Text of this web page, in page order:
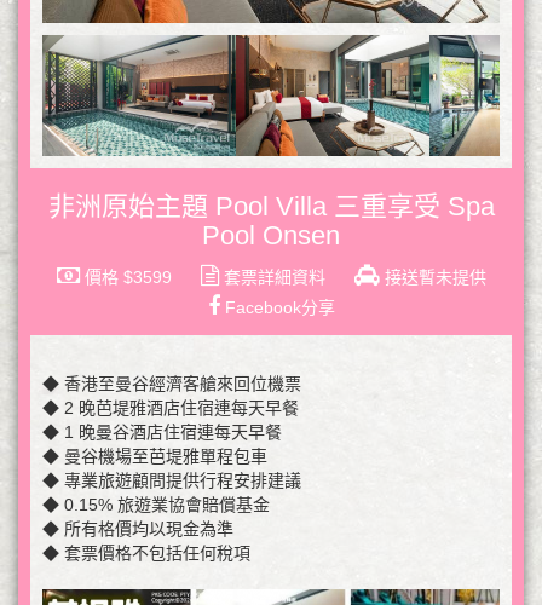
非洲原始主題 Pool Villa 三重享受 Spa
Pool Onsen
價格 $3599 套票詳細資料
接送暫未提供
Facebook分享
◆ 香港至曼谷經濟客艙來回位機票
◆ 2 晚芭堤雅酒店住宿連每天早餐
◆ 1 晚曼谷酒店住宿連每天早餐
◆ 曼谷機場至芭堤雅單程包車
◆ 專業旅遊顧問提供行程安排建議
◆ 0.15% 旅遊業協會賠償基金
◆ 所有格價均以現金為準
◆ 套票價格不包括任何稅項